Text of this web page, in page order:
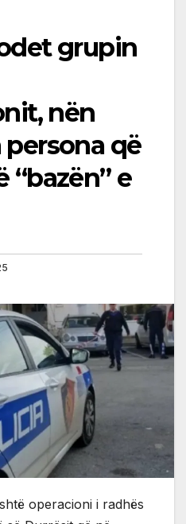
grupin
nën
që
“bazën” e
operacioni i radhës